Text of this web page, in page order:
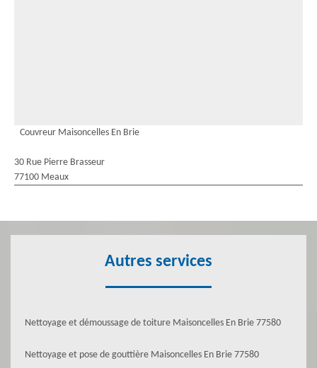
Couvreur Maisoncelles En Brie
30 Rue Pierre Brasseur
77100 Meaux
Autres services
Nettoyage et démoussage de toiture Maisoncelles En Brie 77580
Nettoyage et pose de gouttière Maisoncelles En Brie 77580